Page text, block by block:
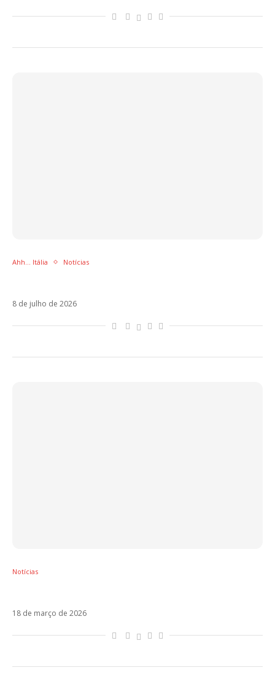
Ahh... Itália Notícias
8 de julho de 2026
Notícias
18 de março de 2026